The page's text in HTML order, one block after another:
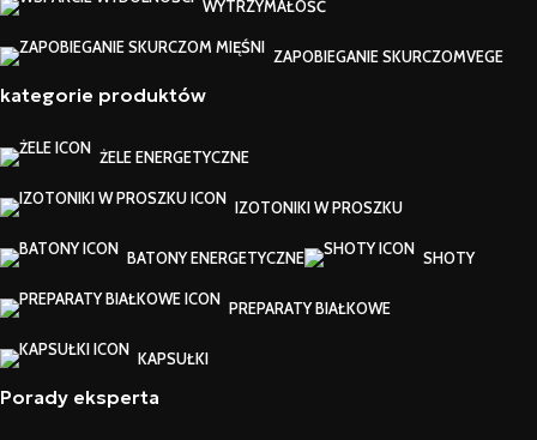
WYTRZYMAŁOŚĆ
ZAPOBIEGANIE SKURCZOMVEGE
kategorie produktów
ŻELE ENERGETYCZNE
IZOTONIKI W PROSZKU
BATONY ENERGETYCZNE SHOTY
PREPARATY BIAŁKOWE
KAPSUŁKI
Porady eksperta